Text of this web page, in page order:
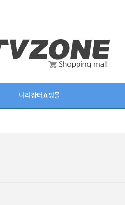
나라장터쇼핑몰